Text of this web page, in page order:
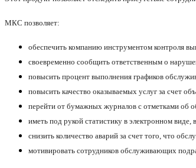
МКС позволяет:
обеспечить компанию инструментом контроля
своевременно сообщить ответственным о
повысить процент выполнения графиков
повысить качество оказываемых услуг за счет
перейти от бумажных журналов с отметками об
иметь под рукой статистику в электронном
снизить количество аварий за счет того, что
мотивировать сотрудников обслуживающих